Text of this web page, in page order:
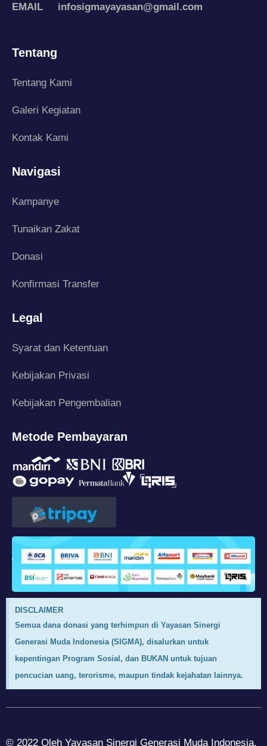
EMAIL infosigmayayasan@gmail.com
Tentang
Tentang Kami
Galeri Kegiatan
Kontak Kami
Navigasi
Kampanye
Tunaikan Zakat
Donasi
Konfirmasi Transfer
Legal
Syarat dan Ketentuan
Kebijakan Privasi
Kebijakan Pengembalian
Metode Pembayaran
DISCLAIMER
Semua dana donasi yang terhimpun di Yayasan Sinergi
Generasi Muda Indonesia (SIGMA), disalurkan untuk
kepentingan Program Sosial, dan BUKAN untuk tujuan
pencucian uang, terorisme, maupun tindak kejahatan lainnya.
© 2022 Oleh Yayasan Sinergi Generasi Muda Indonesia,